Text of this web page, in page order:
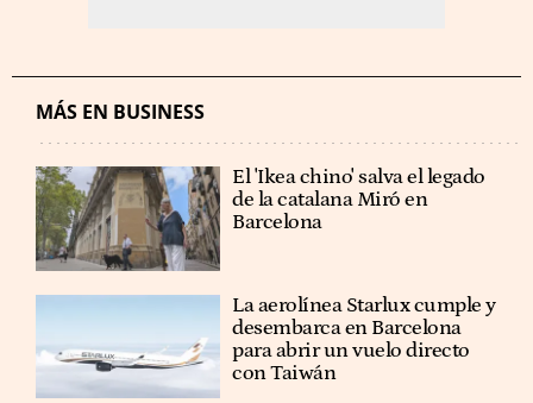
MÁS EN BUSINESS
El 'Ikea chino' salva el legado
de la catalana Miró en
Barcelona
La aerolínea Starlux cumple y
desembarca en Barcelona
para abrir un vuelo directo
con Taiwán